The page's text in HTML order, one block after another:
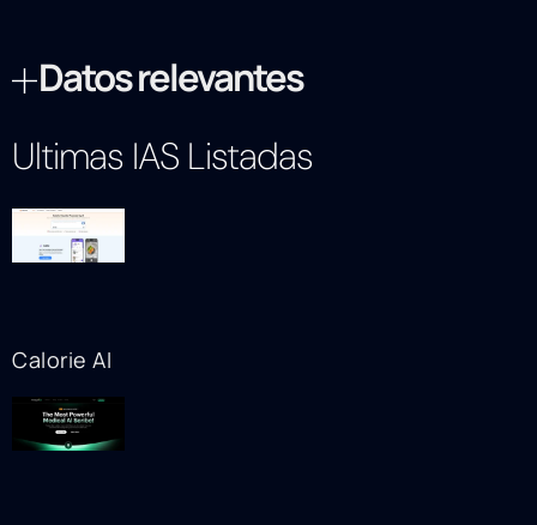
Datos relevantes
Ultimas IAS Listadas
Calorie AI